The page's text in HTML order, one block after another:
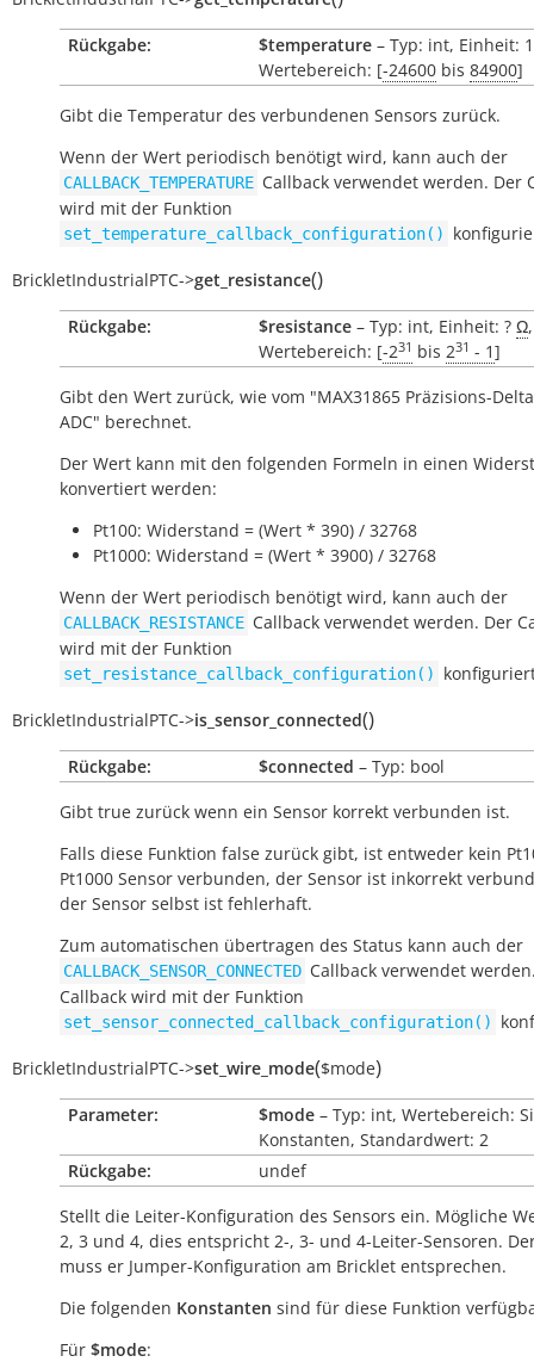
Rückgabe: $temperature – Typ: int, Einheit:
Wertebereich: [-24600 bis 84900]
Gibt die Temperatur des verbundenen Sensors zurück.
Wenn der Wert periodisch benötigt wird, kann auch der
CALLBACK_TEMPERATURE Callback verwendet werden. Der
wird mit der Funktion
set_temperature_callback_configuration()
BrickletIndustrialPTC->get_resistance()
Rückgabe: $resistance – Typ: int, Einheit: ? Ω,
Wertebereich: [-231 bis 231 - 1]
Gibt den Wert zurück, wie vom "MAX31865 Präzisions-
ADC" berechnet.
Der Wert kann mit den folgenden Formeln in einen
konvertiert werden:
Pt100: Widerstand = (Wert * 390) / 32768
Pt1000: Widerstand = (Wert * 3900) / 32768
Wenn der Wert periodisch benötigt wird, kann auch der
CALLBACK_RESISTANCE Callback verwendet werden. Der
wird mit der Funktion
set_resistance_callback_configuration()
BrickletIndustrialPTC->is_sensor_connected()
Rückgabe: $connected – Typ: bool
Gibt true zurück wenn ein Sensor korrekt verbunden ist.
Falls diese Funktion false zurück gibt, ist entweder kein
Pt1000 Sensor verbunden, der Sensor ist inkorrekt
der Sensor selbst ist fehlerhaft.
Zum automatischen übertragen des Status kann auch der
CALLBACK_SENSOR_CONNECTED Callback verwendet
Callback wird mit der Funktion
set_sensor_connected_callback_configuration()
BrickletIndustrialPTC->set_wire_mode($mode)
Parameter: $mode – Typ: int, Wertebereich:
Konstanten, Standardwert: 2
Rückgabe:
undef
Stellt die Leiter-Konfiguration des Sensors ein. Mögliche
2, 3 und 4, dies entspricht 2-, 3- und 4-Leiter-Sensoren.
muss er Jumper-Konfiguration am Bricklet entsprechen.
Die folgenden Konstanten sind für diese Funktion
Für $mode: